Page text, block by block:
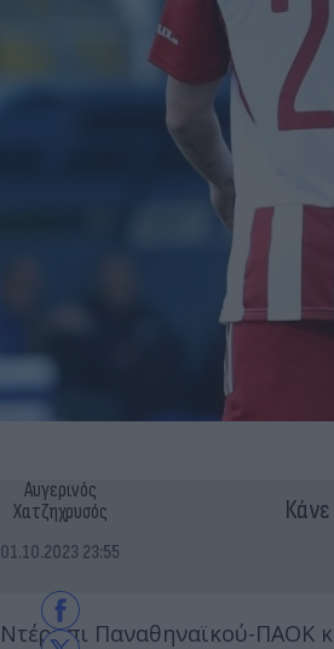
Αυγερινός
Χατζηχρυσός
01.10.2023 23:55
Ντέρμπι Παναθηναϊκού-ΠΑΟΚ